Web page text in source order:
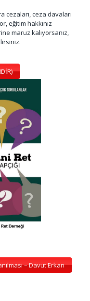
cezaları, ceza davaları
eğitim hakkınız
maruz kalıyorsanız,
– Davut Erkan